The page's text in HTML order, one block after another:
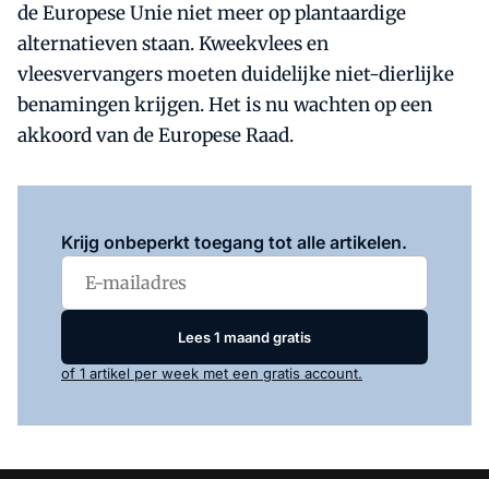
de Europese Unie niet meer op plantaardige
alternatieven staan. Kweekvlees en
vleesvervangers moeten duidelijke niet-dierlijke
benamingen krijgen. Het is nu wachten op een
akkoord van de Europese Raad.
Krijg onbeperkt toegang tot alle artikelen.
Lees 1 maand gratis
of 1 artikel per week met een gratis account.